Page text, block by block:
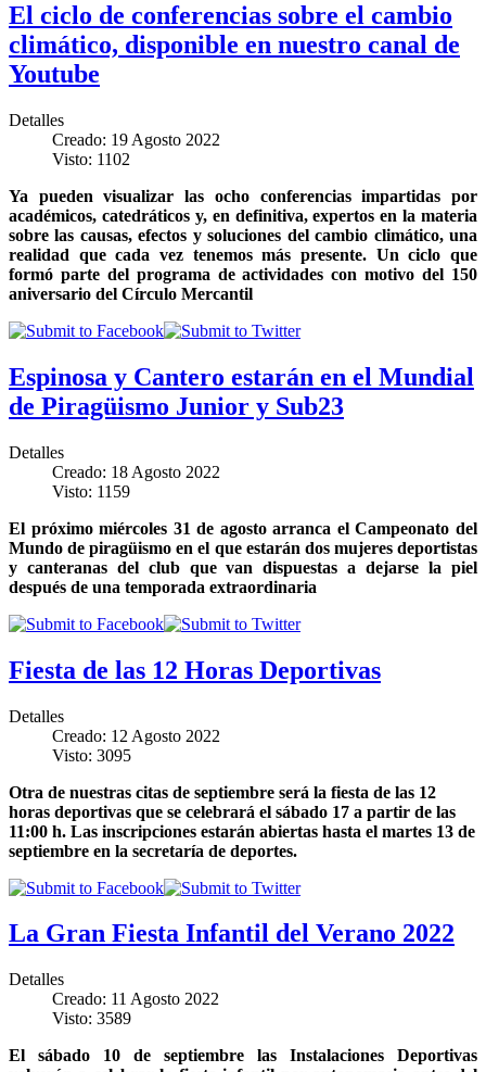
El ciclo de conferencias sobre el cambio
climático, disponible en nuestro canal de
Youtube
Detalles
Creado: 19 Agosto 2022
Visto: 1102
Ya pueden visualizar las ocho conferencias impartidas por
académicos, catedráticos y, en definitiva, expertos en la materia
sobre las causas, efectos y soluciones del cambio climático, una
realidad que cada vez tenemos más presente. Un ciclo que
formó parte del programa de actividades con motivo del 150
aniversario del Círculo Mercantil
Espinosa y Cantero estarán en el Mundial
de Piragüismo Junior y Sub23
Detalles
Creado: 18 Agosto 2022
Visto: 1159
El próximo miércoles 31 de agosto arranca el Campeonato del
Mundo de piragüismo en el que estarán dos mujeres deportistas
y canteranas del club que van dispuestas a dejarse la piel
después de una temporada extraordinaria
Fiesta de las 12 Horas Deportivas
Detalles
Creado: 12 Agosto 2022
Visto: 3095
Otra de nuestras citas de septiembre será la fiesta de las 12
horas deportivas que se celebrará el sábado 17 a partir de las
11:00 h. Las inscripciones estarán abiertas hasta el martes 13 de
septiembre en la secretaría de deportes.
La Gran Fiesta Infantil del Verano 2022
Detalles
Creado: 11 Agosto 2022
Visto: 3589
El sábado 10 de septiembre las Instalaciones Deportivas